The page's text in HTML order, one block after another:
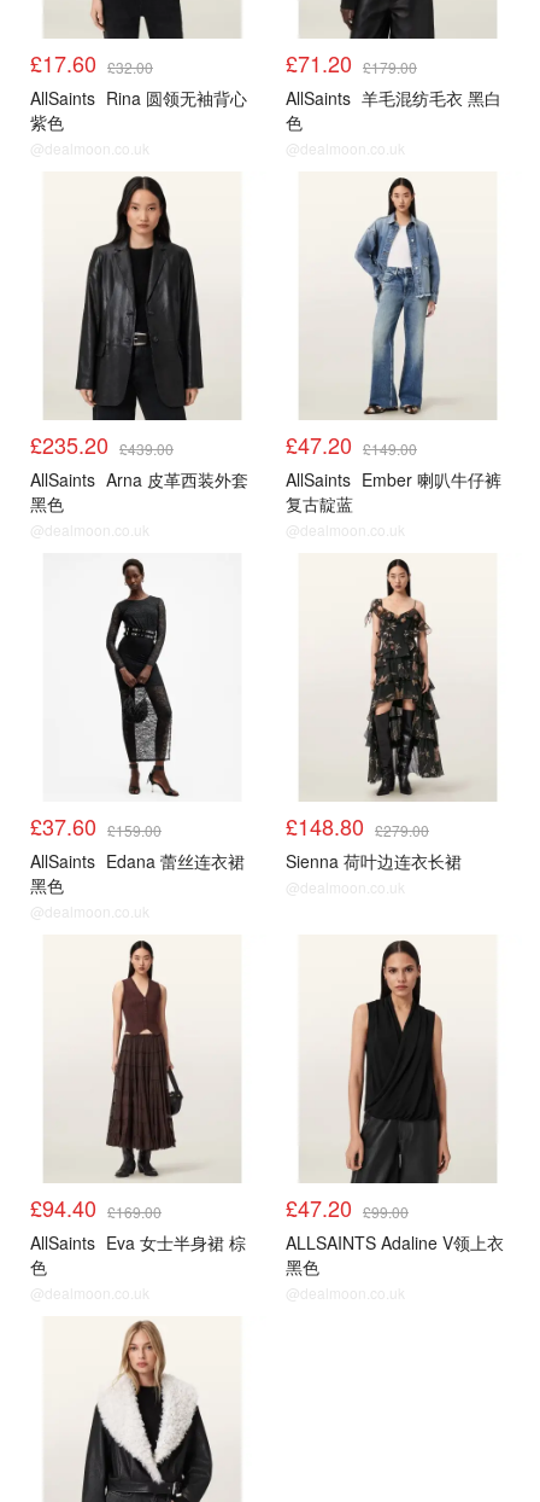
£17.60 £32.00
AllSaints Rina 圆领无袖背心
紫色
@dealmoon.co.uk
£71.20 £179.00
AllSaints 羊毛混纺毛衣 黑白
色
@dealmoon.co.uk
£235.20 £439.00
AllSaints Arna 皮革西装外套
黑色
@dealmoon.co.uk
£47.20 £149.00
AllSaints Ember 喇叭牛仔裤
复古靛蓝
@dealmoon.co.uk
£37.60 £159.00
AllSaints Edana 蕾丝连衣裙
黑色
@dealmoon.co.uk
£148.80 £279.00
Sienna 荷叶边连衣长裙
@dealmoon.co.uk
£94.40 £169.00
AllSaints Eva 女士半身裙 棕
色
@dealmoon.co.uk
£47.20 £99.00
ALLSAINTS Adaline V领上衣
黑色
@dealmoon.co.uk